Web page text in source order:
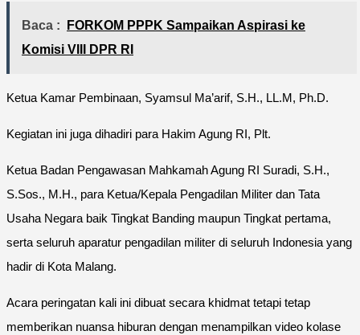
Baca :
FORKOM PPPK Sampaikan Aspirasi ke
Komisi VIII DPR RI
Ketua Kamar Pembinaan, Syamsul Ma’arif, S.H., LL.M, Ph.D.
Kegiatan ini juga dihadiri para Hakim Agung RI, Plt.
Ketua Badan Pengawasan Mahkamah Agung RI Suradi, S.H.,
S.Sos., M.H., para Ketua/Kepala Pengadilan Militer dan Tata
Usaha Negara baik Tingkat Banding maupun Tingkat pertama,
serta seluruh aparatur pengadilan militer di seluruh Indonesia yang
hadir di Kota Malang.
Acara peringatan kali ini dibuat secara khidmat tetapi tetap
memberikan nuansa hiburan dengan menampilkan video kolase